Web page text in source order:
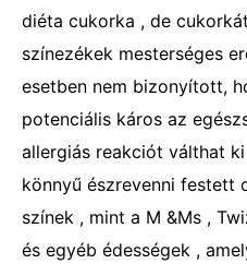
diéta cukorka , de
színezékek mesterséges
esetben nem bizonyított,
potenciális káros az
allergiás reakciót válthat
könnyű észrevenni festett
színek , mint a M &Ms ,
és egyéb édességek ,